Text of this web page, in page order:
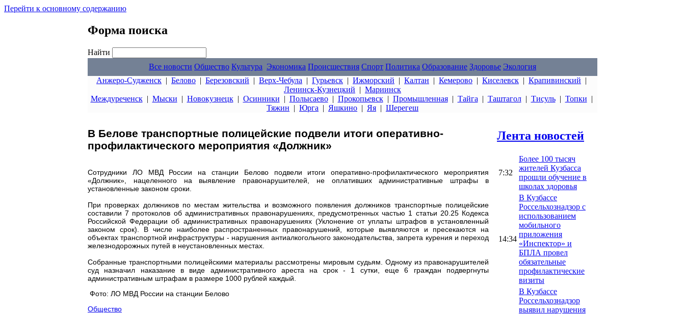
Перейти к основному содержанию
Форма поиска
Найти
Все новости Общество Культура Экономика Происшествия Спорт Политика Образование Здоровье Экология
Анжеро-Судженск | Белово | Березовский | Верх-Чебула | Гурьевск | Ижморский | Калтан | Кемерово | Киселевск | Крапивинский |
Ленинск-Кузнецкий | Мариинск
Междуреченск| Мыски | Новокузнецк| Осинники | Полысаево| Прокопьевск| Промышленная| Тайга | Таштагол| Тисуль| Топки |
Тяжин | Юрга | Яшкино | Яя | Шерегеш
В Белове транспортные полицейские подвели итоги оперативно-
профилактического мероприятия «Должник»
Сотрудники ЛО МВД России на станции Белово подвели итоги оперативно-профилактического мероприятия
«Должник», нацеленного на выявление правонарушителей, не оплативших административные штрафы в
установленные законом сроки.
При проверках должников по местам жительства и возможного появления должников транспортные полицейские
составили 7 протоколов об административных правонарушениях, предусмотренных частью 1 статьи 20.25 Кодекса
Российской Федерации об административных правонарушениях (Уклонение от уплаты штрафов в установленный
законом срок). В числе наиболее распространенных правонарушений, которые выявляются и пресекаются на
объектах транспортной инфраструктуры - нарушения антиалкогольного законодательства, запрета курения и переход
железнодорожных путей в неустановленных местах.
Собранные транспортными полицейскими материалы рассмотрены мировым судьям. Одному из правонарушителей
суд назначил наказание в виде административного ареста на срок - 1 сутки, еще 6 граждан подвергнуты
административным штрафам в размере 1000 рублей каждый.
Фото: ЛО МВД России на станции Белово
Общество
Лента новостей
7:32
Более 100 тысяч
жителей Кузбасса
прошли обучение в
школах здоровья
14:34
В Кузбассе
Россельхознадзор с
использованием
мобильного
приложения
«Инспектор» и
БПЛА провел
обязательные
профилактические
визиты
В Кузбассе
Россельхознадзор
выявил нарушения